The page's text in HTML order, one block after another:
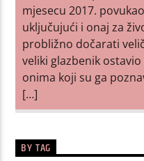
mjesecu 2017.
uključujući i onaj za
probližno dočarati
veliki glazbenik
onima koji su ga
[…]
BY TAG